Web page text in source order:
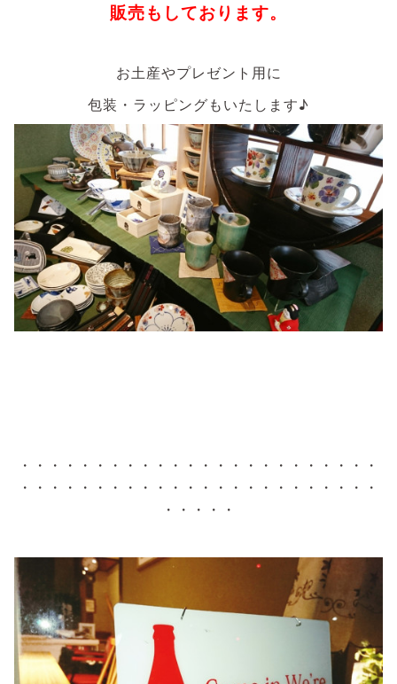
販売もしております。
お土産やプレゼント用に
包装・ラッピングもいたします♪
・・・・・・・・・・・・・・・・・・・・・・・・
・・・・・・・・・・・・・・・・・・・・・・・・
・・・・・